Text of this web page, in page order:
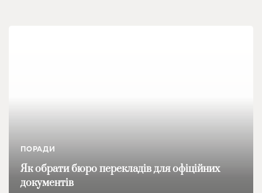
ПОРАДИ
Як обрати бюро перекладів для офіційних
документів